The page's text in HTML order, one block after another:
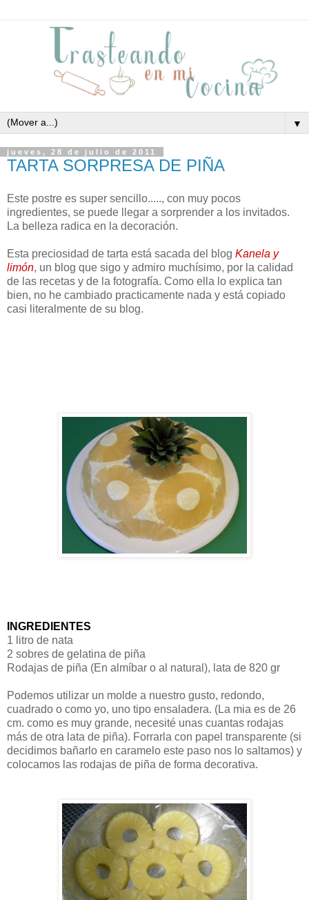
▼
jueves, 28 de julio de 2011
TARTA SORPRESA DE PIÑA
Este postre es super sencillo....., con muy pocos
ingredientes, se puede llegar a sorprender a los invitados.
La belleza radica en la decoración.
Esta preciosidad de tarta está sacada del blog Kanela y
limón, un blog que sigo y admiro muchísimo, por la calidad
de las recetas y de la fotografía. Como ella lo explica tan
bien, no he cambiado practicamente nada y está copiado
casi literalmente de su blog.
INGREDIENTES
1 litro de nata
2 sobres de gelatina de piña
Rodajas de piña (En almíbar o al natural), lata de 820 gr
Podemos utilizar un molde a nuestro gusto, redondo,
cuadrado o como yo, uno tipo ensaladera. (La mia es de 26
cm. como es muy grande, necesité unas cuantas rodajas
más de otra lata de piña). Forrarla con papel transparente (si
decidimos bañarlo en caramelo este paso nos lo saltamos) y
colocamos las rodajas de piña de forma decorativa.